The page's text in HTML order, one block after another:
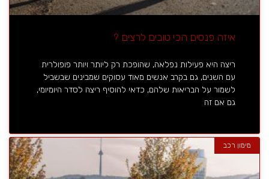
איזה פנסים הכי טובים לרצים ?
ריצה היא פעילות נפלאה, שהופכת רק ליותר ויותר פופולרית
עם השנים, גם בקרב אנשים מאוד עסוקים שמבינים שבשביל
לשמור על הבריאות שלהם, כדאי להוסיף ריצה לסדר היומיומי,
גם אם זה
מימון רכב